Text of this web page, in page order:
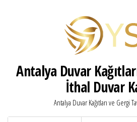
Antalya Duvar
İthal Duvar
Antalya Duvar Kağıtları ve Gergi